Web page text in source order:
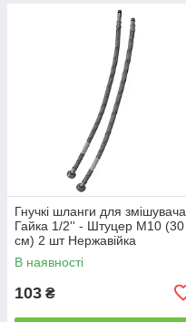
Гнучкі шланги для змішувача
Гайка 1/2'' - Штуцер M10 (30
см) 2 шт Нержавійка
В наявності
103 ₴